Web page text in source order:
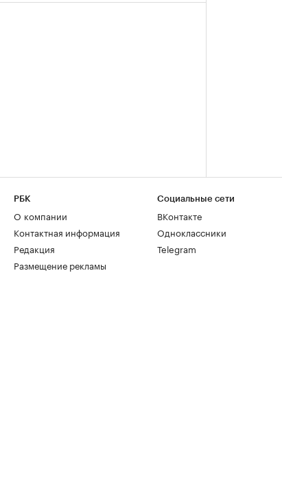
РБК
О компании
Контактная информация
Редакция
Размещение рекламы
Социальные сети
ВКонтакте
Одноклассники
Telegram